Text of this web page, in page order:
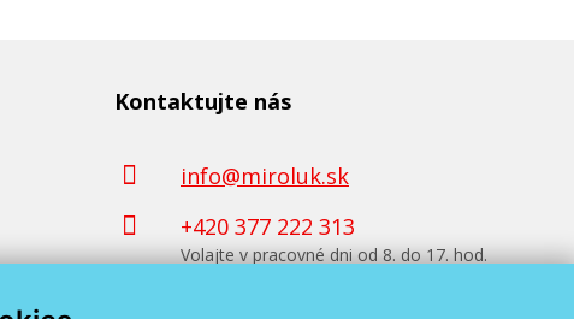
Kontaktujte nás
info@miroluk.sk
+420 377 222 313
Volajte v pracovné dni od 8. do 17. hod.